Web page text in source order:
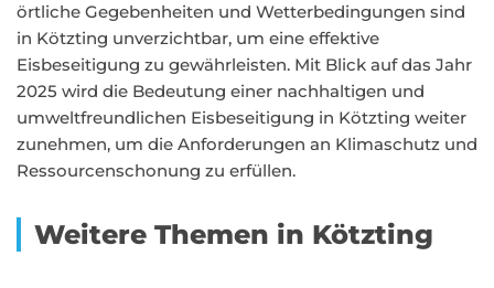
örtliche Gegebenheiten und Wetterbedingungen sind
in Kötzting unverzichtbar, um eine effektive
Eisbeseitigung zu gewährleisten. Mit Blick auf das Jahr
2025 wird die Bedeutung einer nachhaltigen und
umweltfreundlichen Eisbeseitigung in Kötzting weiter
zunehmen, um die Anforderungen an Klimaschutz und
Ressourcenschonung zu erfüllen.
Weitere Themen in Kötzting